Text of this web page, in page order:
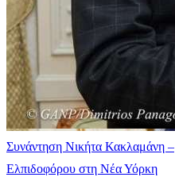
Συνάντηση Νικήτα Κακλαμάνη –
Ελπιδοφόρου στη Νέα Υόρκη